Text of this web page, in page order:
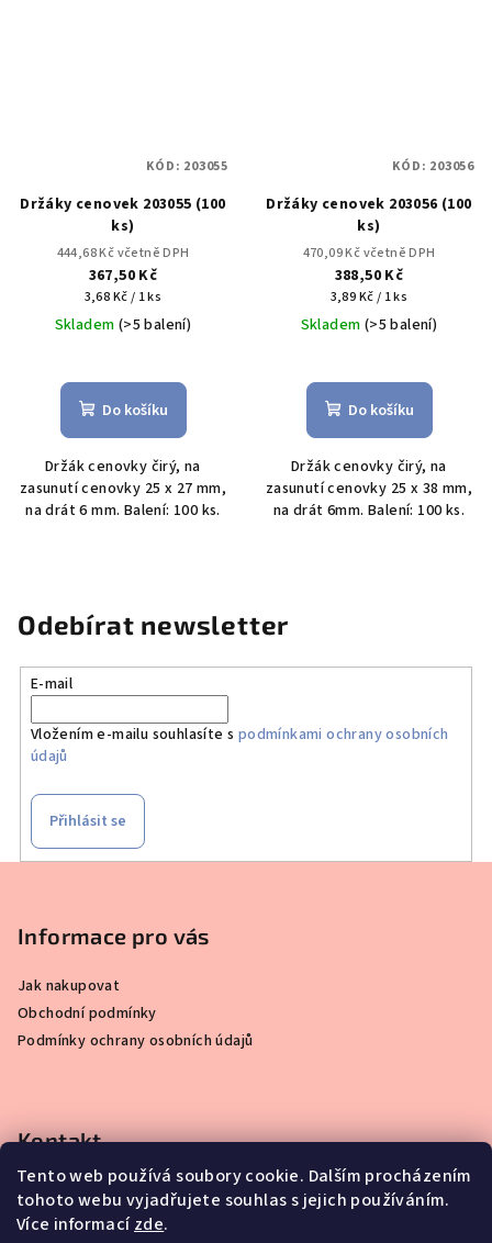
Tento web používá soubory cookie. Dalším procházením
tohoto webu vyjadřujete souhlas s jejich používáním.
Více informacízde.
Držáky cenovek 203055 (100
ks)
444,68 Kč včetně DPH
367,50 Kč
Měrná
cena:
3,68 Kč / 1 ks
Skladem (>5 balení)
Do košíku
Držák cenovky čirý, na
zasunutí cenovky 25 x 27 mm,
na drát 6 mm. Balení: 100 ks.
KÓD: 203055
Držáky cenovek 203056 (100
ks)
470,09 Kč včetně DPH
388,50 Kč
Měrná
cena:
3,89 Kč / 1 ks
Skladem (>5 balení)
Do košíku
Držák cenovky čirý, na
zasunutí cenovky 25 x 38 mm,
na drát 6mm. Balení: 100 ks.
KÓD: 203056
Odebírat newsletter
E-mail
Vložením e-mailu souhlasíte s podmínkami ochrany osobních
údajů
Přihlásit se
Informace pro vás
Jak nakupovat
Obchodní podmínky
Podmínky ochrany osobních údajů
Kontakt
info @simplydisplay.cz
+420 777 56 56 03